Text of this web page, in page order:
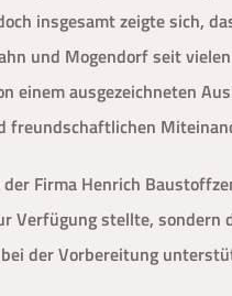
insgesamt zeigte sich,
und Mogendorf seit
einem ausgezeichneten
freundschaftlichen
Firma Henrich
Verfügung stellte,
der Vorbereitung